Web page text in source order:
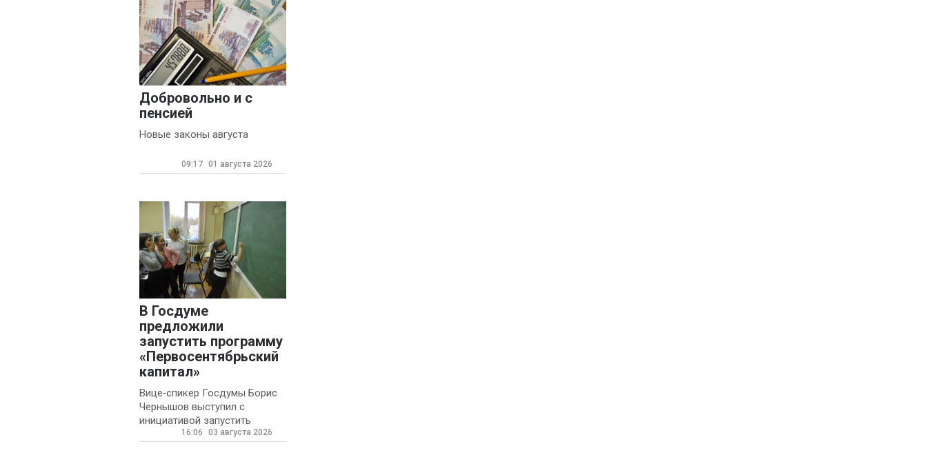
Добровольно и с
пенсией
Новые законы августа
09:17 01 августа 2026
В Госдуме
предложили
запустить программу
«Первосентябрьский
капитал»
Вице‑спикер Госдумы Борис
Чернышов выступил с
инициативой запустить
ежегодную федеральную
16:06 03 августа 2026